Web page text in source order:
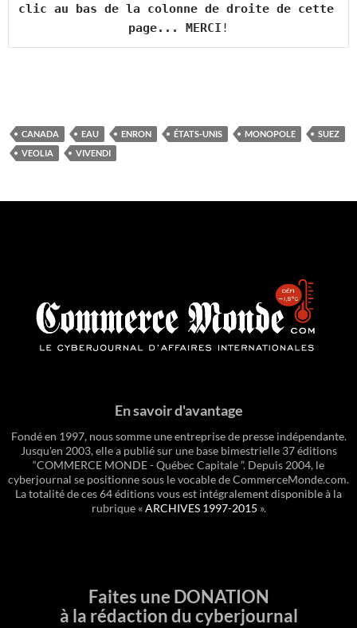
clic au bas de la colonne de droite de cette
page... MERCI !
CANADA EAU ENRON ÉTATS-UNIS MONOPOLE
SUEZ
VEOLIA
VIVENDI
En savoir d'avantage
Fondé en 1997, nous somme une entreprise de presse indépendante.
Jusqu'en 2003, elle a publié sur une base bimestrielle 37 éditions
“COMMERCE MONDE - Québec Capitale ”. Depuis 2004, le
cyberjournal se positionne sous le vocable de CommerceMonde.com.
La totalité de ces 64 éditions vous est intégralement disponible à la
rubrique «ARCHIVES 1997-2015 ».
Faites une DONATION
à la rédaction du cyberjournal